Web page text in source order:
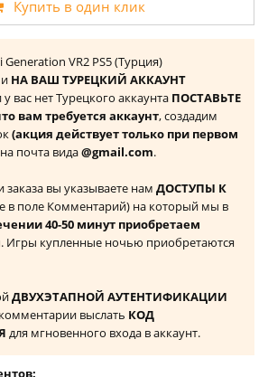
Купить в один клик
VR2 PS5 (Турция)
НА ВАШ ТУРЕЦКИЙ АККАУНТ
у вас нет Турецкого аккаунта ПОСТАВЬТЕ
вам требуется аккаунт, создадим
(акция действует только при первом
почта вида@gmail.com.
вы указываете нам ДОСТУПЫ К
в поле Комментарий) на который мы в
40-50 минут приобретаем
. Игры купленные ночью приобретаются
ДВУХЭТАПНОЙ АУТЕНТИФИКАЦИИ
выслать КОД
для мгновенного входа в аккаунт.